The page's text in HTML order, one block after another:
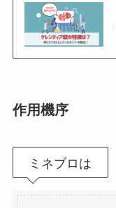
作用機序
ミネブロは